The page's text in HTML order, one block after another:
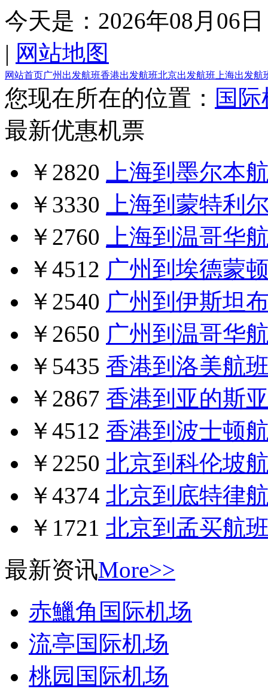
今天是： 2026年08月06日
| 网站地图
网站首页广州出发航班香港出发航班北京出发航班 上海出发航
您现在所在的位置： 国
最新优惠机票
￥2820
上海到墨尔本
￥3330
上海到蒙特利
￥2760
上海到温哥华
￥4512 广州到埃德蒙
￥2540 广州到伊斯坦
￥2650 广州到温哥华
￥5435 香港到洛美航
￥2867 香港到亚的斯
￥4512 香港到波士顿
￥2250 北京到科伦坡
￥4374 北京到底特律
￥1721 北京到孟买航
最新资讯More>>
赤鱲角国际机场
流亭国际机场
桃园国际机场